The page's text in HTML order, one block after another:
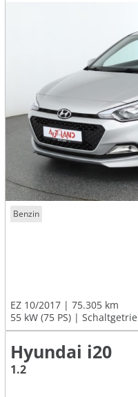
Benzin
EZ 10/2017
75.305 km
55 kW (75 PS)
Hyundai i20
1.2